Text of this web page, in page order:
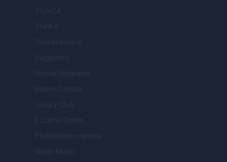
Style24
Think.it
Tuobenessere
Viaggiamo
Nonne Magazine
Milano Cortina
Luxury Club
Il Calcio Online
Professione mamma
World Music